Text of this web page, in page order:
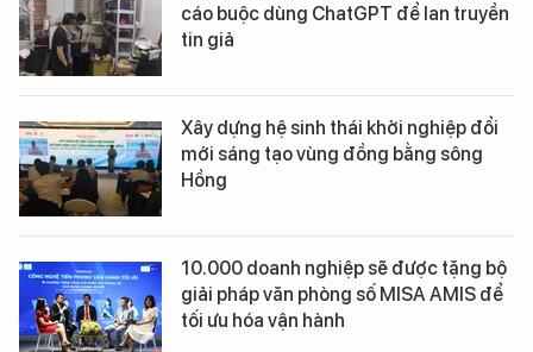
cáo buộc dùng ChatGPT để lan truyền
tin giả
Xây dựng hệ sinh thái khởi nghiệp đổi
mới sáng tạo vùng đồng bằng sông
Hồng
10.000 doanh nghiệp sẽ được tặng bộ
giải pháp văn phòng số MISA AMIS để
tối ưu hóa vận hành